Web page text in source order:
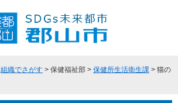
組織でさがす > 保健福祉部 > 保健所生活衛生課 > 猫の